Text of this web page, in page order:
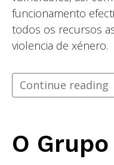
funcionamento
todos os recursos
violencia de xénero.
Continue reading
O